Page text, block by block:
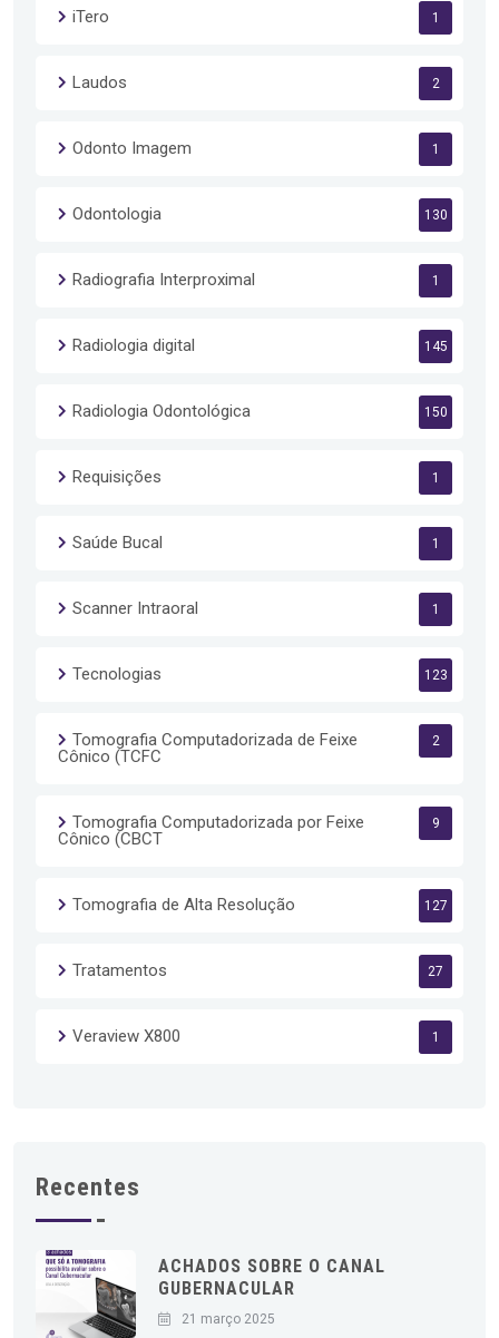
iTero 1
Laudos 2
Odonto Imagem 1
Odontologia 130
Radiografia Interproximal 1
Radiologia digital 145
Radiologia Odontológica 150
Requisições 1
Saúde Bucal 1
Scanner Intraoral 1
Tecnologias 123
Tomografia Computadorizada de Feixe
Cônico (TCFC
2
Tomografia Computadorizada por Feixe
Cônico (CBCT
9
Tomografia de Alta Resolução 127
Tratamentos 27
Veraview X800 1
Recentes
ACHADOS SOBRE O CANAL
GUBERNACULAR
21 março 2025